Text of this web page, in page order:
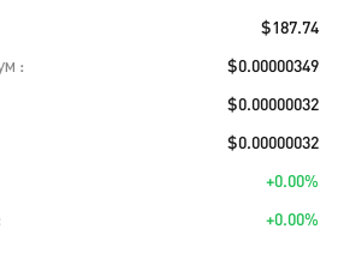
$187.74
$0.00000349
$0.00000032
$0.00000032
+0.00%
+0.00%